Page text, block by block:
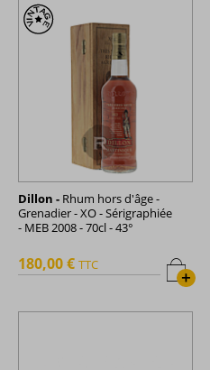
Dillon - Rhum hors d'âge -
Grenadier - XO - Sérigraphiée
- MEB 2008 - 70cl - 43°
+
180,00 € TTC